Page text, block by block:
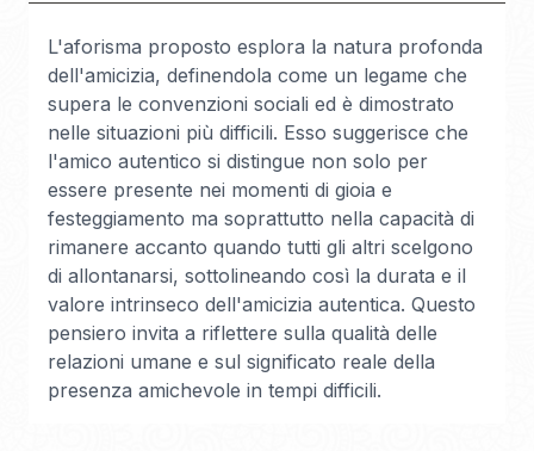
L'aforisma proposto esplora la natura profonda
dell'amicizia, definendola come un legame che
supera le convenzioni sociali ed è dimostrato
nelle situazioni più difficili. Esso suggerisce che
l'amico autentico si distingue non solo per
essere presente nei momenti di gioia e
festeggiamento ma soprattutto nella capacità di
rimanere accanto quando tutti gli altri scelgono
di allontanarsi, sottolineando così la durata e il
valore intrinseco dell'amicizia autentica. Questo
pensiero invita a riflettere sulla qualità delle
relazioni umane e sul significato reale della
presenza amichevole in tempi difficili.